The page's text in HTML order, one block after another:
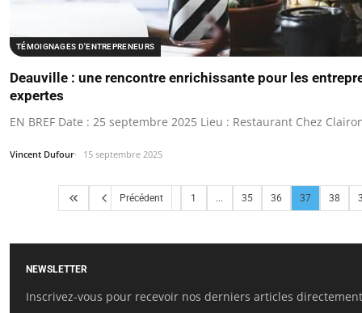
TÉMOIGNAGES D'ENTREPRENEURS
Deauville : une rencontre enrichissante pour les
expertes
EN BREF Date : 25 septembre 2025 Lieu : Restaurant Chez
Vincent Dufour 15 septembre 2025
Précédent 1 ... 35 36 37 38
NEWSLETTER
Inscrivez-vous pour recevoir nos derniers articles